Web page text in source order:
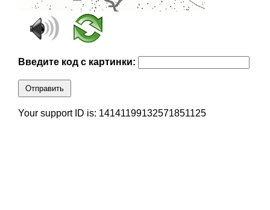
Введите код с картинки:
Отправить
Your support ID is: 14141199132571851125